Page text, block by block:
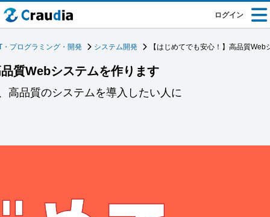
ログイン
・プログラミング・開発 システム開発 【はじめてでも安心！】高品質Web
質Webシステムを作ります
高品質のシステムを導入したい人に